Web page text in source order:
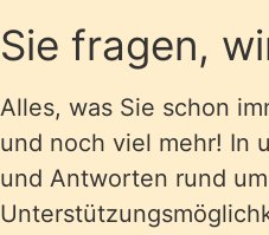
Sie fragen,
Alles, was Sie schon
und noch viel mehr! In
und Antworten rund